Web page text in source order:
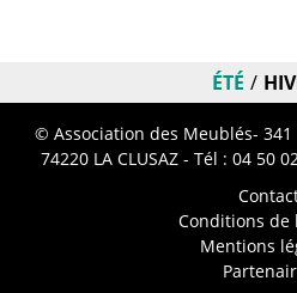
ÉTÉ
© Association des Meublés-
74220 LA CLUSAZ - Tél : 04 50
Conditions de
Mentions